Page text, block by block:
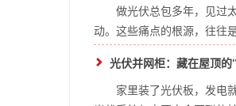
做光伏总包多年，见过
动。这些痛点的根源，往往
光伏并网柜：藏在屋顶
家里装了光伏板，发电